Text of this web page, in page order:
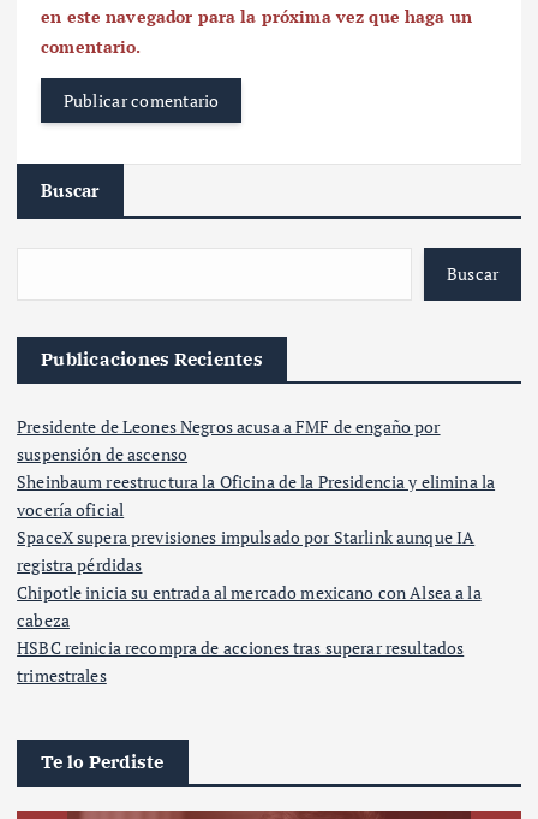
en este navegador para la próxima vez que haga un
comentario.
Buscar
Buscar
Publicaciones Recientes
Presidente de Leones Negros acusa a FMF de engaño por
suspensión de ascenso
Sheinbaum reestructura la Oficina de la Presidencia y elimina la
vocería oficial
SpaceX supera previsiones impulsado por Starlink aunque IA
registra pérdidas
Chipotle inicia su entrada al mercado mexicano con Alsea a la
cabeza
HSBC reinicia recompra de acciones tras superar resultados
trimestrales
Te lo Perdiste